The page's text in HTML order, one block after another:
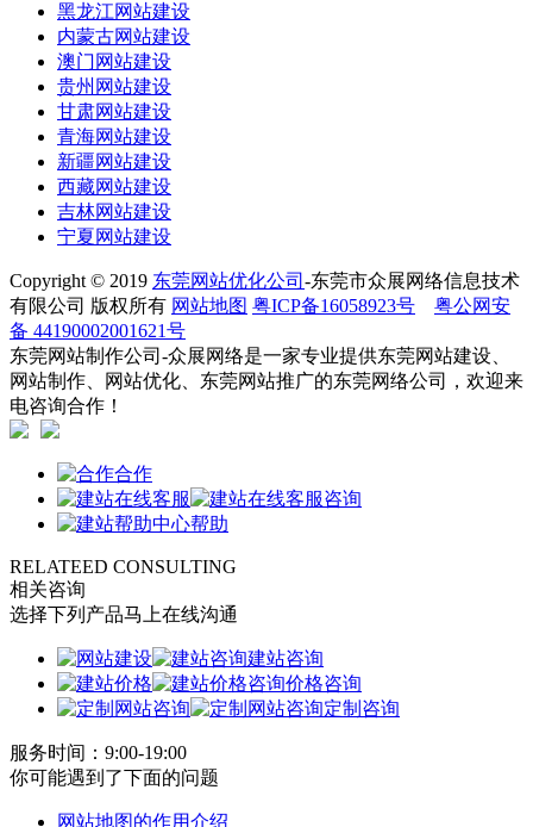
黑龙江网站建设
内蒙古网站建设
澳门网站建设
贵州网站建设
甘肃网站建设
青海网站建设
新疆网站建设
西藏网站建设
吉林网站建设
宁夏网站建设
Copyright © 2019 东莞网站优化公司 -东莞市众展网络信息技术
有限公司 版权所有 网站地图 粤ICP备16058923号
粤公网安
备 44190002001621号
东莞网站制作公司-众展网络是一家专业提供东莞网站建设、
网站制作、网站优化、东莞网站推广的东莞网络公司，欢迎来
电咨询合作！
合作
咨询
帮助
RELATEED CONSULTING
相关咨询
选择下列产品马上在线沟通
建站咨询
价格咨询
定制咨询
服务时间：9:00-19:00
你可能遇到了下面的问题
网站地图的作用介绍